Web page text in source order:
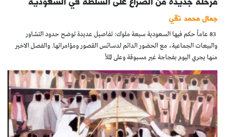
جمال محمد تقي
83 عاماً حكم فيها السعودية سبعة ملوك: تفاصيل عديدة توضح حدود التشاور
والبيعات الجماعية، مع الحضور الدائم لدسائس القصور ومؤامراتها. والفصل الاخير
منها يجري اليوم بفجاجة غير مسبوقة وعلى الملأ